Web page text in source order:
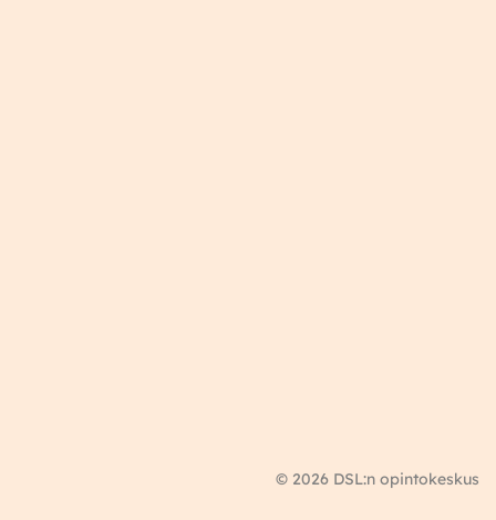
© 2026 DSL:n opintokeskus